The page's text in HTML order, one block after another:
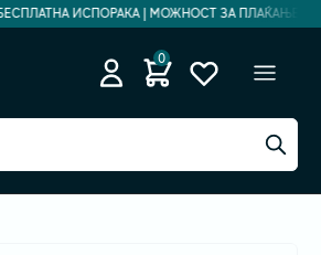
ИСПОРАКА | МОЖНОСТ ЗА ПЛАЌАЊЕ НА
0